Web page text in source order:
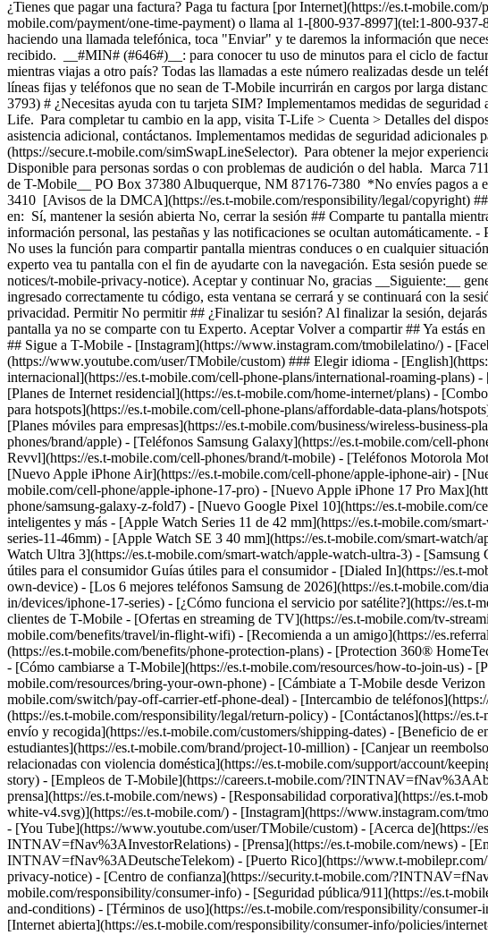
internacional](https://es.t-mobile.com/cell-phone-plans/international-roaming-plans)
[Planes de Internet residencial](https://es.t-mobile.com/home-internet/plans) -
para hotspots](https://es.t-mobile.com/cell-phone-plans/affordable-data-plans/
[Planes móviles para empresas](https://es.t-mobile.com/business/wireless-
phones/brand/apple) - [Teléfonos Samsung Galaxy](https://es.t-mobile.com/cell-
Revvl](https://es.t-mobile.com/cell-phones/brand/t-mobile) - [Teléfonos Motorola
[Nuevo Apple iPhone Air](https://es.t-mobile.com/cell-phone/apple-iphone-air) -
mobile.com/cell-phone/apple-iphone-17-pro) - [Nuevo Apple iPhone 17 Pro
phone/samsung-galaxy-z-fold7) - [Nuevo Google Pixel 10](https://es.t-mobile.com/
inteligentes y más - [Apple Watch Series 11 de 42 mm](https://es.t-mobile.com/
series-11-46mm) - [Apple Watch SE 3 40 mm](https://es.t-mobile.com/smart-
Watch Ultra 3](https://es.t-mobile.com/smart-watch/apple-watch-ultra-3) -
útiles para el consumidor Guías útiles para el consumidor - [Dialed In](https://es.t-
own-device) - [Los 6 mejores teléfonos Samsung de 2026](https://es.t-mobile.com/
in/devices/iphone-17-series) - [¿Cómo funciona el servicio por satélite?](https://
clientes de T-Mobile - [Ofertas en streaming de TV](https://es.t-mobile.com/tv-
mobile.com/benefits/travel/in-flight-wifi) - [Recomienda a un amigo](https://
(https://es.t-mobile.com/benefits/phone-protection-plans) - [Protection 360®
- [Cómo cambiarse a T-Mobile](https://es.t-mobile.com/resources/how-to-join-us) -
mobile.com/resources/bring-your-own-phone) - [Cámbiate a T-Mobile desde
mobile.com/switch/pay-off-carrier-etf-phone-deal) - [Intercambio de
(https://es.t-mobile.com/responsibility/legal/return-policy) - [Contáctanos](https://
envío y recogida](https://es.t-mobile.com/customers/shipping-dates) - [Beneficio de
estudiantes](https://es.t-mobile.com/brand/project-10-million) - [Canjear un
relacionadas con violencia doméstica](https://es.t-mobile.com/support/account/
story) - [Empleos de T-Mobile](https://careers.t-mobile.com/
prensa](https://es.t-mobile.com/news) - [Responsabilidad corporativa](https://es.t-
white-v4.svg)](https://es.t-mobile.com/) - [Instagram](https://
- [You Tube](https://www.youtube.com/user/TMobile/custom) - [Acerca de](https://
INTNAV=fNav%3AInvestorRelations) - [Prensa](https://es.t-mobile.com/news) -
INTNAV=fNav%3ADeutscheTelekom) - [Puerto Rico](https://www.t-
privacy-notice) - [Centro de confianza](https://security.t-mobile.com/
mobile.com/responsibility/consumer-info) - [Seguridad pública/911](https://es.t-
and-conditions) - [Términos de uso](https://es.t-mobile.com/responsibility/
[Internet abierta](https://es.t-mobile.com/responsibility/consumer-info/policies/